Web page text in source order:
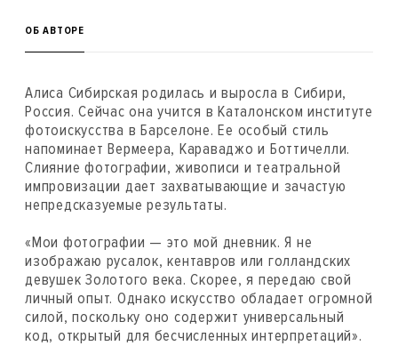
ОБ АВТОРЕ
Алиса Сибирская родилась и выросла в Сибири,
Россия. Сейчас она учится в Каталонском институте
фотоискусства в Барселоне. Ее особый стиль
напоминает Вермеера, Караваджо и Боттичелли.
Слияние фотографии, живописи и театральной
импровизации дает захватывающие и зачастую
непредсказуемые результаты.
«Мои фотографии — это мой дневник. Я не
изображаю русалок, кентавров или голландских
девушек Золотого века. Скорее, я передаю свой
личный опыт. Однако искусство обладает огромной
силой, поскольку оно содержит универсальный
код, открытый для бесчисленных интерпретаций».